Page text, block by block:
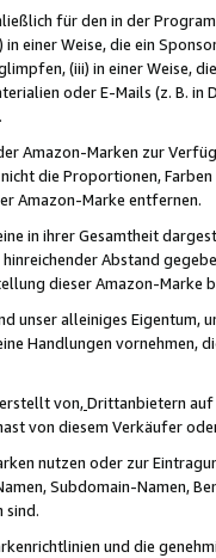
für den in der
einer Weise, die ein
(iii) in einer Weise,
oder E-Mails (z. B. in
Amazon-Marken zur
die Proportionen,
Amazon-Marke entfernen.
in ihrer Gesamtheit
Abstand
dieser Amazon-Marke
unser alleiniges
Handlungen vornehmen,
von,Drittanbietern auf
von diesem Verkäufer
nutzen oder zur
Subdomain-Namen,
sind.
und die